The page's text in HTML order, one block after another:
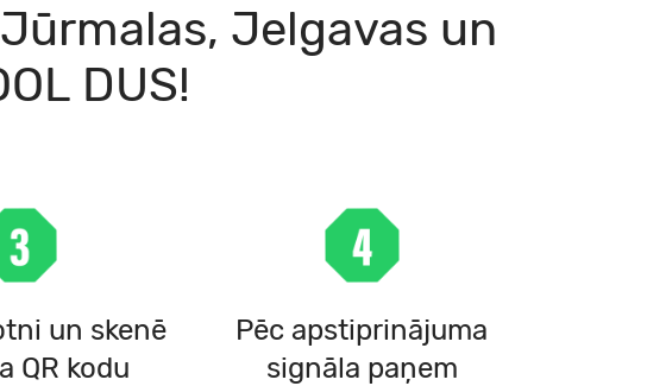
Jelgavas un
DUS!
un skenē
QR kodu
Pēc apstiprinājuma
signāla paņem